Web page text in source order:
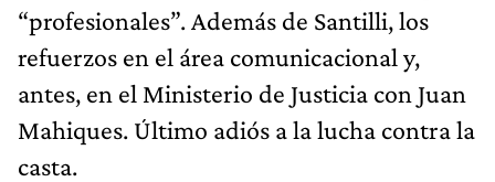
“profesionales”. Además de Santilli, los
refuerzos en el área comunicacional y,
antes, en el Ministerio de Justicia con Juan
Mahiques. Último adiós a la lucha contra la
casta.